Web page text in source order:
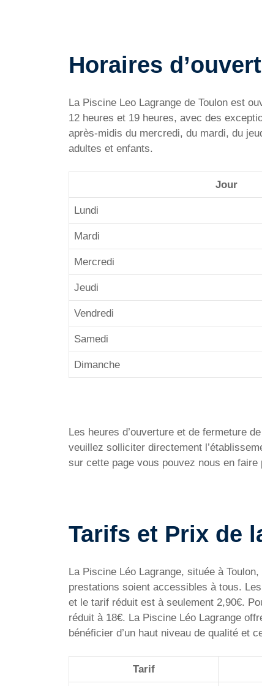
Horaires
La Piscine Leo Lagrange de Toulon est
12 heures et 19 heures, avec des
après-midis du mercredi, du mardi, du
adultes et enfants.
Jour
Lundi
Mardi
Mercredi
Jeudi
Vendredi
Samedi
Dimanche
Les heures d’ouverture et de fermeture
veuillez solliciter directement
sur cette page vous pouvez nous en
Tarifs et Prix de
La Piscine Léo Lagrange, située à
prestations soient accessibles à tous.
et le tarif réduit est à seulement 2,90€.
réduit à 18€. La Piscine Léo Lagrange
bénéficier d’un haut niveau de qualité et
Tarif